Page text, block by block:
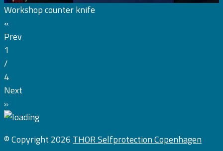
Workshop counter knife
«
Prev
1
/
4
Next
»
© Copyright 2026 THOR Selfprotection Copenhagen